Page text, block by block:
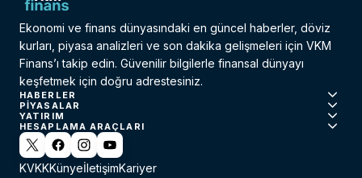
Ekonomi ve finans dünyasındaki en güncel haberler, döviz
kurları, piyasa analizleri ve son dakika gelişmeleri için VKM
Finans’ı takip edin. Güvenilir bilgilerle finansal dünyayı
keşfetmek için doğru adrestesiniz.
HABERLER
PIYASALAR
YATIRIM
HESAPLAMA ARAÇLARI
KVKKKünyeİletişimKariyer